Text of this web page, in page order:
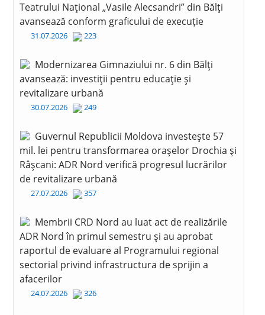
Teatrului Național „Vasile Alecsandri” din Bălți
avansează conform graficului de execuție
31.07.2026 223
Modernizarea Gimnaziului nr. 6 din Bălți
avansează: investiții pentru educație și
revitalizare urbană
30.07.2026 249
Guvernul Republicii Moldova investește 57
mil. lei pentru transformarea orașelor Drochia și
Râșcani: ADR Nord verifică progresul lucrărilor
de revitalizare urbană
27.07.2026 357
Membrii CRD Nord au luat act de realizările
ADR Nord în primul semestru și au aprobat
raportul de evaluare al Programului regional
sectorial privind infrastructura de sprijin a
afacerilor
24.07.2026 326